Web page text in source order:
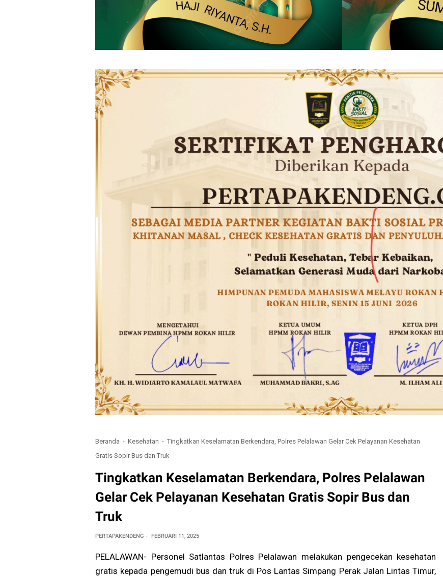
Beranda Kesehatan
Tingkatkan Keselamatan Berkendara, Polres Pelalawan Gelar Cek Pelayanan Kesehatan
Gratis Sopir Bus dan Truk
Tingkatkan Keselamatan Berkendara, Polres Pelalawan
Gelar Cek Pelayanan Kesehatan Gratis Sopir Bus dan
Truk
PERTAPAKENDENG FEBRUARI 11, 2025
PELALAWAN- Personel Satlantas Polres Pelalawan melakukan pengecekan kesehatan
gratis kepada pengemudi bus dan truk di Pos Lantas Simpang Perak Jalan Lintas Timur,